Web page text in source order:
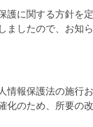
護に関する方針を
ましたので、お知
情報保護法の施行
化のため、所要の